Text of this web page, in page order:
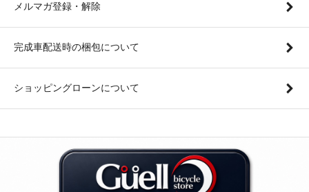
メルマガ登録・解除
完成車配送時の梱包について
ショッピングローンについて